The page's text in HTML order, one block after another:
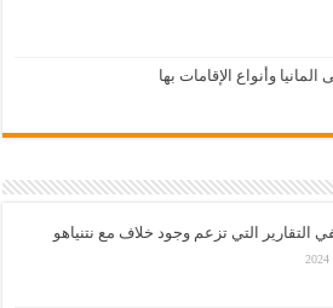
وأنواع الإقامات بها
التقارير التي تزعم وجود خلاف مع نتنياهو